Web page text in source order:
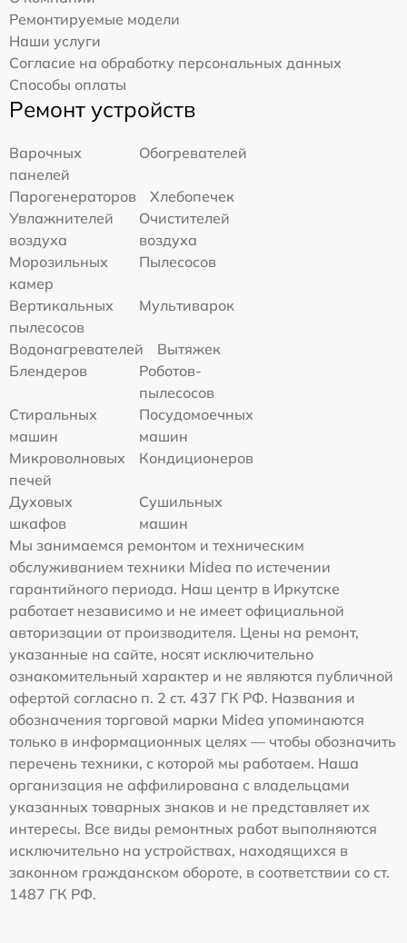
Ремонтируемые модели
Наши услуги
Согласие на обработку персональных данных
Способы оплаты
Ремонт устройств
Варочных
панелей
Обогревателей
Парогенераторов
Хлебопечек
Увлажнителей
воздуха
Очистителей
воздуха
Морозильных
камер
Пылесосов
Вертикальных
пылесосов
Мультиварок
Водонагревателей
Вытяжек
Блендеров
Роботов-
пылесосов
Стиральных
машин
Посудомоечных
машин
Микроволновых
печей
Кондиционеров
Духовых
шкафов
Сушильных
машин
Мы занимаемся ремонтом и техническим
обслуживанием техники Midea по истечении
гарантийного периода. Наш центр в Иркутске
работает независимо и не имеет официальной
авторизации от производителя. Цены на ремонт,
указанные на сайте, носят исключительно
ознакомительный характер и не являются публичной
офертой согласно п. 2 ст. 437 ГК РФ. Названия и
обозначения торговой марки Midea упоминаются
только в информационных целях — чтобы обозначить
перечень техники, с которой мы работаем. Наша
организация не аффилирована с владельцами
указанных товарных знаков и не представляет их
интересы. Все виды ремонтных работ выполняются
исключительно на устройствах, находящихся в
законном гражданском обороте, в соответствии со ст.
1487 ГК РФ.